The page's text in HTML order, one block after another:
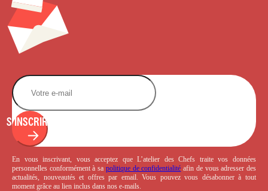
S'INSCRIRE
En vous inscrivant, vous acceptez que L’atelier des Chefs traite vos données
personnelles conformément à sa politique de confidentialité afin de vous adresser des
actualités, nouveautés et offres par email. Vous pouvez vous désabonner à tout
moment grâce au lien inclus dans nos e-mails.